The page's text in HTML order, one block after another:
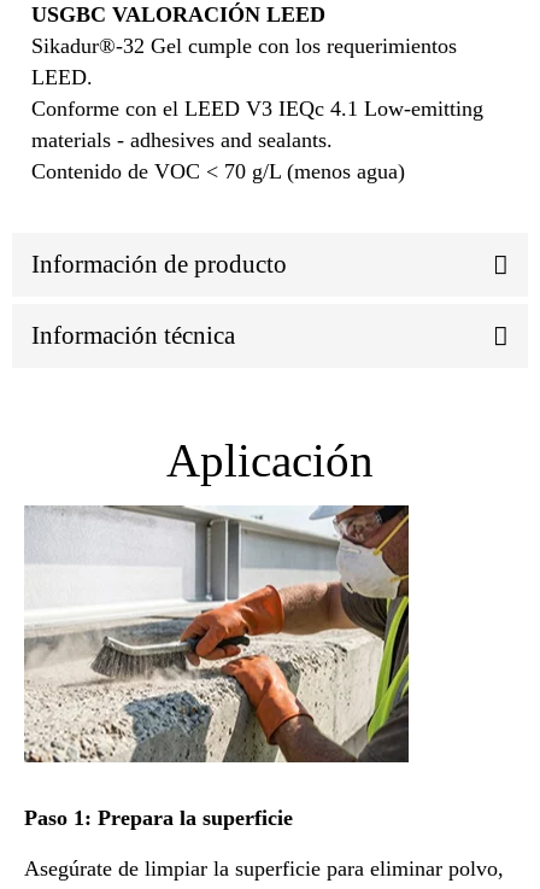
USGBC VALORACIÓN LEED
Sikadur®-32 Gel cumple con los requerimientos
LEED.
Conforme con el LEED V3 IEQc 4.1 Low-emitting
materials - adhesives and sealants.
Contenido de VOC < 70 g/L (menos agua)
Información de producto
Información técnica
Aplicación
Paso 1: Prepara la superficie
Asegúrate de limpiar la superficie para eliminar polvo,